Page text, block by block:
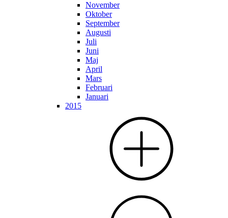
November
Oktober
September
Augusti
Juli
Juni
Maj
April
Mars
Februari
Januari
2015